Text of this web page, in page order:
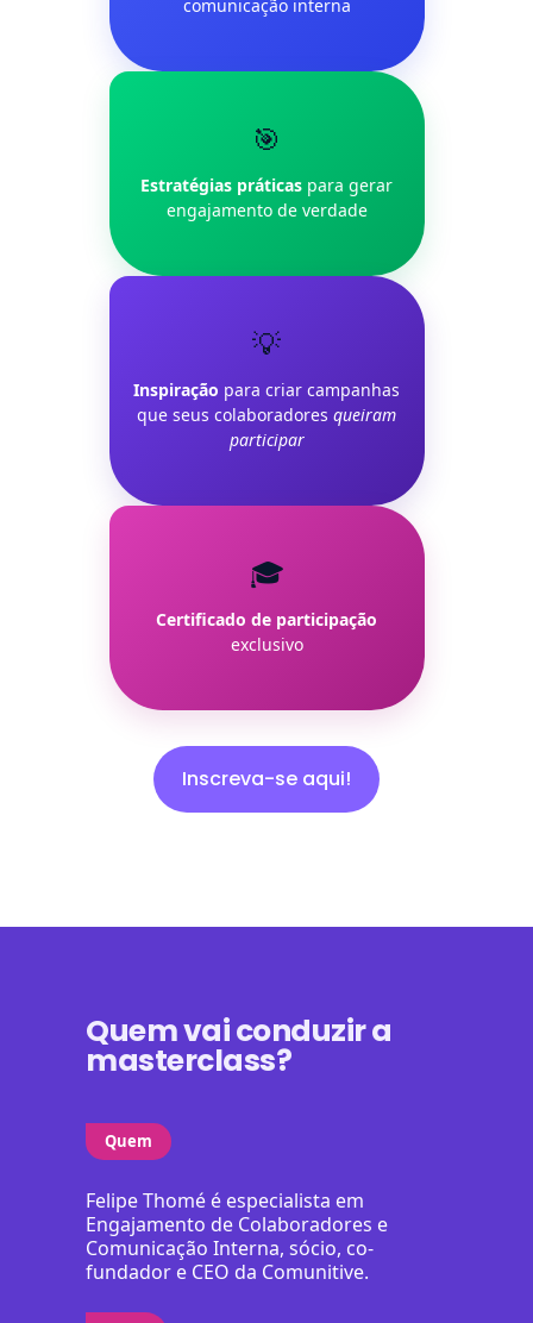
comunicação interna
🎯
Estratégias práticas para gerar
engajamento de verdade
💡
Inspiração para criar campanhas
que seus colaboradores queiram
participar
🎓
Certificado de participação
exclusivo
Inscreva-se aqui!
Quem vai conduzir a
masterclass?
Quem
Felipe Thomé é especialista em
Engajamento de Colaboradores e
Comunicação Interna, sócio, co-
fundador e CEO da Comunitive.